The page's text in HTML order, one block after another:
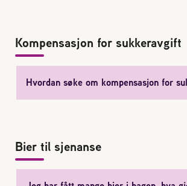
Dampsagveien 14
2004 Lillestrøm
TEL 63 94 20 80
Kompensasjon for sukkeravgift
Hvordan søke om kompensasjon for
Bier til sjenanse